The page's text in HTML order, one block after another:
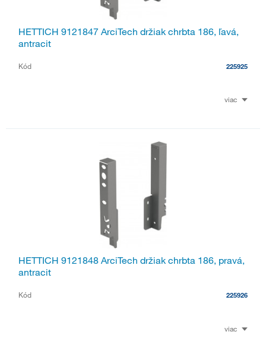
HETTICH 9121847 ArciTech držiak chrbta 186, ľavá,
antracit
Kód 225925
viac
HETTICH 9121848 ArciTech držiak chrbta 186, pravá,
antracit
Kód 225926
viac